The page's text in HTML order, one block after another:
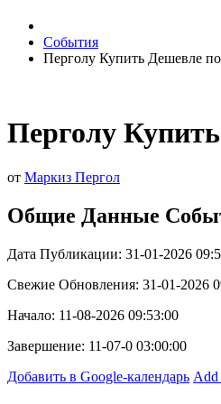
События
Перголу Купить Дешевле
Перголу
от Маркиз Пергол
Общие Данные
Дата Публикации: 31-01-2026
Свежие Обновления: 31-01-2026
Начало: 11-08-2026 09:53:00
Завершение: 11-07-0 03:00:00
Добавить в Google-календарь Add